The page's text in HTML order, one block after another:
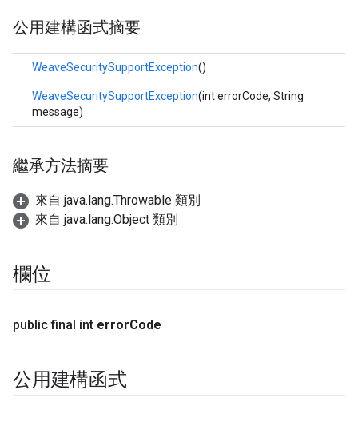
公用建構函式摘要
WeaveSecuritySupportException()
WeaveSecuritySupportException(int errorCode, String
message)
繼承方法摘要
來自 java.lang.Throwable 類別
來自 java.lang.Object 類別
欄位
public final int errorCode
公用建構函式